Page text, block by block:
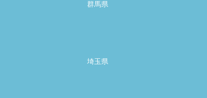
群馬県
埼玉県